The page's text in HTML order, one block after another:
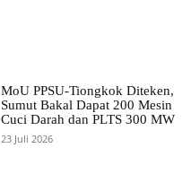
MoU PPSU-Tiongkok Diteken,
Sumut Bakal Dapat 200 Mesin
Cuci Darah dan PLTS 300 MW
23 Juli 2026